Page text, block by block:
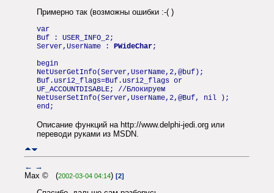
Примерно так (возможны ошибки :-( )
var
Buf : USER_INFO_2;
Server,UserName : PWideChar;
begin
NetUserGetInfo(Server,UserName,2,@buf);
Buf.usri2_flags=Buf.usri2_flags or
UF_ACCOUNTDISABLE; //Блокируем
NetUserSetInfo(Server,UserName,2,@Buf, nil );
end;
Описание функций на http://www.delphi-jedi.org или
переводи руками из MSDN.
← →
Max © (2002-03-04 04:14) [2]